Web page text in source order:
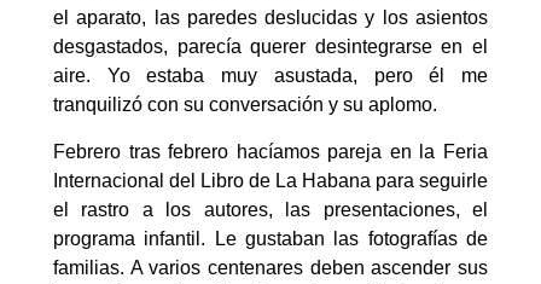
el aparato, las paredes deslucidas y los asientos
desgastados, parecía querer desintegrarse en el
aire. Yo estaba muy asustada, pero él me
tranquilizó con su conversación y su aplomo.
Febrero tras febrero hacíamos pareja en la Feria
Internacional del Libro de La Habana para seguirle
el rastro a los autores, las presentaciones, el
programa infantil. Le gustaban las fotografías de
familias. A varios centenares deben ascender sus